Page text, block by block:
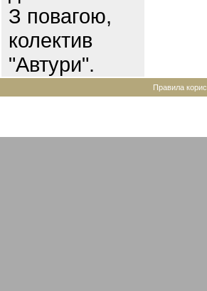
З повагою,
колектив
"Автури".
Правила